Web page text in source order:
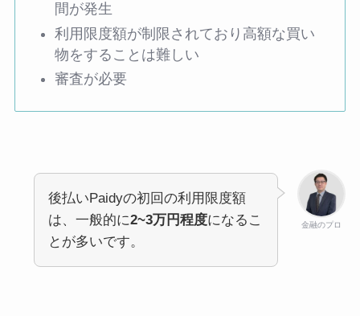
間が発生
利用限度額が制限されており高額な買い
物をすることは難しい
審査が必要
金融のプロ
後払いPaidyの初回の利用限度額
は、一般的に2~3万円程度になるこ
とが多いです。